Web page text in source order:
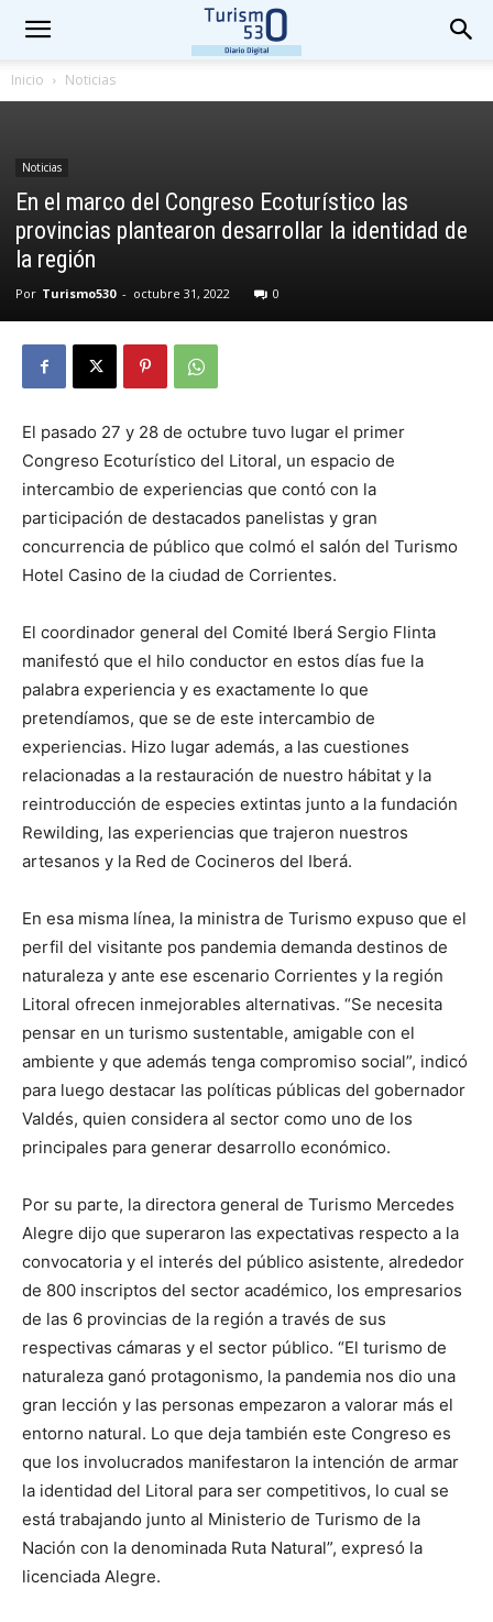
Inicio Noticias
Noticias
En el marco del Congreso Ecoturístico las
provincias plantearon desarrollar la identidad de
la región
Por Turismo530 - octubre 31, 2022 0
El pasado 27 y 28 de octubre tuvo lugar el primer
Congreso Ecoturístico del Litoral, un espacio de
intercambio de experiencias que contó con la
participación de destacados panelistas y gran
concurrencia de público que colmó el salón del Turismo
Hotel Casino de la ciudad de Corrientes.
El coordinador general del Comité Iberá Sergio Flinta
manifestó que el hilo conductor en estos días fue la
palabra experiencia y es exactamente lo que
pretendíamos, que se de este intercambio de
experiencias. Hizo lugar además, a las cuestiones
relacionadas a la restauración de nuestro hábitat y la
reintroducción de especies extintas junto a la fundación
Rewilding, las experiencias que trajeron nuestros
artesanos y la Red de Cocineros del Iberá.
En esa misma línea, la ministra de Turismo expuso que el
perfil del visitante pos pandemia demanda destinos de
naturaleza y ante ese escenario Corrientes y la región
Litoral ofrecen inmejorables alternativas. “Se necesita
pensar en un turismo sustentable, amigable con el
ambiente y que además tenga compromiso social”, indicó
para luego destacar las políticas públicas del gobernador
Valdés, quien considera al sector como uno de los
principales para generar desarrollo económico.
Por su parte, la directora general de Turismo Mercedes
Alegre dijo que superaron las expectativas respecto a la
convocatoria y el interés del público asistente, alrededor
de 800 inscriptos del sector académico, los empresarios
de las 6 provincias de la región a través de sus
respectivas cámaras y el sector público. “El turismo de
naturaleza ganó protagonismo, la pandemia nos dio una
gran lección y las personas empezaron a valorar más el
entorno natural. Lo que deja también este Congreso es
que los involucrados manifestaron la intención de armar
la identidad del Litoral para ser competitivos, lo cual se
está trabajando junto al Ministerio de Turismo de la
Nación con la denominada Ruta Natural”, expresó la
licenciada Alegre.